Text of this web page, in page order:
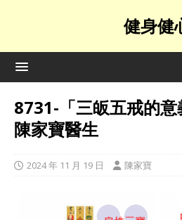
健身健
8731-「三皈五戒的意
陳家寶醫生
2024 年 11 月 19 日 陳家寶